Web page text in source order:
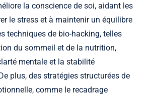
la conscience de soi, aidant les
le stress et à maintenir un équilibre
techniques de bio-hacking, telles
du sommeil et de la nutrition,
mentale et la stabilité
plus, des stratégies structurées de
comme le recadrage